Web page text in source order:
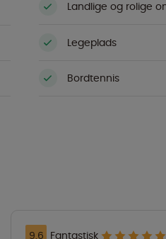
Landlige og rolige
Legeplads
Bordtennis
9.6 Fantastisk